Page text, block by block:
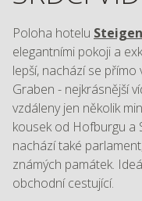
Poloha hotelu
elegantními pokoji a
lepší, nachází se
Graben - nejkrásnější
vzdáleny jen několik
kousek od Hofburgu a
nachází také
známých památek.
obchodní cestující.